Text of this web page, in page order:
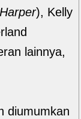
), Kelly
lainnya,
diumumkan